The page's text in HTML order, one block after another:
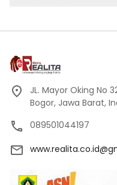
JL. Mayor Oking No
Bogor, Jawa Barat,
089501044197